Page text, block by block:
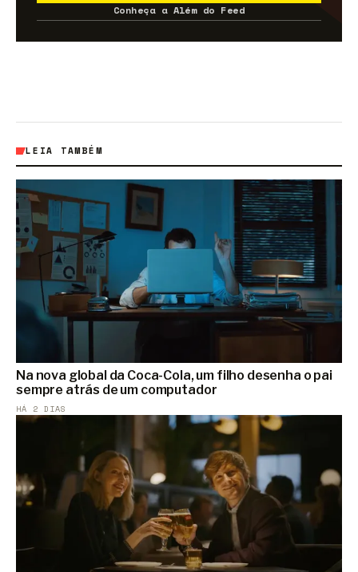
Conheça a Além do Feed
LEIA TAMBÉM
Na nova global da Coca-Cola, um filho desenha o pai
sempre atrás de um computador
HÁ 2 DIAS